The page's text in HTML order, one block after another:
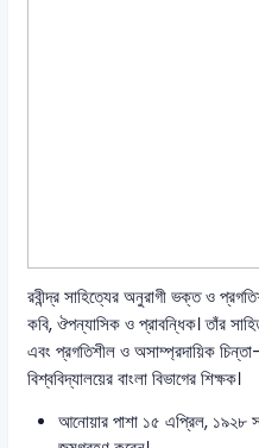
রবীন্দ্র সাহিত্যের অনুরাগী ভক্ত ও
কবি, ঔপন্যাসিক ও প্রাবন্ধিক। তাঁর
এবং প্রগতিশীল ও অসাম্প্রদায়িক
বিশ্ববিদ্যালয়ের বাংলা বিভাগের শিক্ষক।
আনোয়ার পাশা ১৫ এপ্রিল, ১৯২৮